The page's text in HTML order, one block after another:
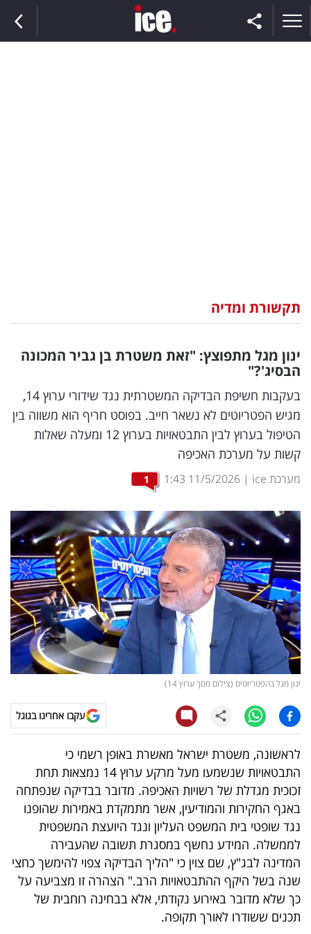
וצרכנות
דיגיטל
וטק
שיווק
ופרסום
משפט
מדדים
ומחקרים
דעות
רכילות
עסקית
קריפטו
ויראלי
טלוויזיה
עסקי
ספורט
קריירה
ולימודים
מינויים
רייטינג
רכב
תקשורת ומדיה
ינון מגל מתפוצץ: "זאת משטרת בן גביר המכונה
הבסיג'?"
בעקבות חשיפת הבדיקה המשטרתית נגד שידורי ערוץ 14,
מגיש הפטריוטים לא נשאר חייב. בפוסט חריף הוא משווה בין
הטיפול בערוץ לבין התבטאויות בערוץ 12 ומעלה שאלות
קשות על מערכת האכיפה
מערכת ice |
11/5/2026
1:43
1
ינון מגל בהפטריוטים (צילום מסך ערוץ 14)
עקבו אחרינו בגוגל
לראשונה, משטרת ישראל מאשרת באופן רשמי כי
התבטאויות שנשמעו מעל מרקע ערוץ 14 נמצאות תחת
זכוכית מגדלת של רשויות האכיפה. מדובר בבדיקה שנפתחה
באגף החקירות והמודיעין, אשר מתמקדת באמירות שהופנו
נגד שופטי בית המשפט העליון ונגד היועצת המשפטית
לממשלה. המידע נחשף במסגרת תשובה שהעבירה
המדינה לבג"ץ, שם צוין כי "הליך הבדיקה צפוי להימשך כחצי
שנה בשל היקף ההתבטאויות הרב." הצהרה זו מצביעה על
כך שלא מדובר באירוע נקודתי, אלא בבחינה רוחבית של
תכנים ששודרו לאורך תקופה.